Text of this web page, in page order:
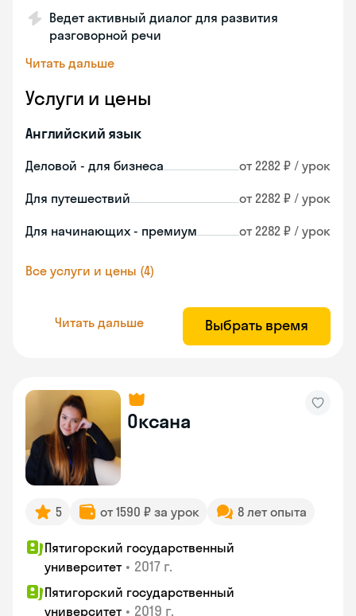
Ведет активный диалог для развития
разговорной речи
Читать дальше
Услуги и цены
Английский язык
Деловой - для бизнеса от 2282 ₽ / урок
Для путешествий от 2282 ₽ / урок
Для начинающих - премиум от 2282 ₽ / урок
Все услуги и цены (4)
Читать дальше Выбрать время
Оксана
5 от 1590 ₽ за урок 8 лет опыта
Пятигорский государственный
университет • 2017 г.
Пятигорский государственный
университет • 2019 г.